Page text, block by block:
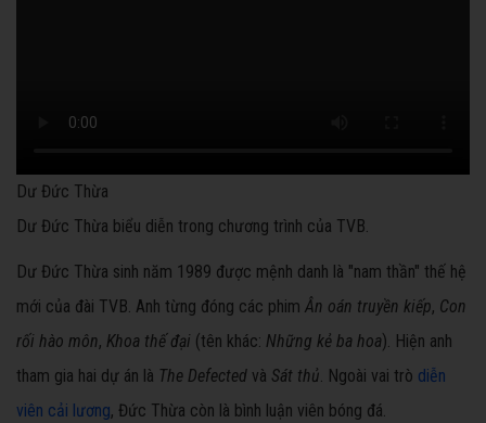
Dư Đức Thừa
Dư Đức Thừa biểu diễn trong chương trình của TVB.
Dư Đức Thừa sinh năm 1989 được mệnh danh là "nam thần" thế hệ
mới của đài TVB. Anh từng đóng các phim Ân oán truyền kiếp, Con
rối hào môn, Khoa thế đại (tên khác: Những kẻ ba hoa). Hiện anh
tham gia hai dự án là The Defected và Sát thủ. Ngoài vai trò diễn
viên cải lương, Đức Thừa còn là bình luận viên bóng đá.